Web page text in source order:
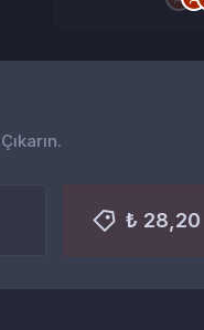
₺ 28,20